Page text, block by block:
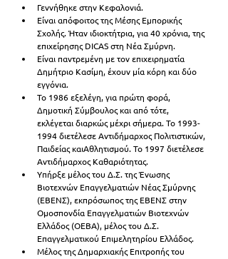
Γεννήθηκε στην Κεφαλονιά.
Είναι απόφοιτος της Μέσης Εμπορικής
Σχολής. Ήταν ιδιοκτήτρια, για 40 χρόνια, της
επιχείρησης DICAS στη Νέα Σμύρνη.
Είναι παντρεμένη με τον επιχειρηματία
Δημήτριο Κασίμη, έχουν μία κόρη και δύο
εγγόνια.
Το 1986 εξελέγη, για πρώτη φορά,
Δημοτική Σύμβουλος και από τότε,
εκλέγεται διαρκώς μέχρι σήμερα. Το 1993-
1994 διετέλεσε Αντιδήμαρχος Πολιτιστικών,
Παιδείας καιΑθλητισμού. Το 1997 διετέλεσε
Αντιδήμαρχος Καθαριότητας.
Υπήρξε μέλος του Δ.Σ. της Ένωσης
Βιοτεχνών Επαγγελματιών Νέας Σμύρνης
(ΕΒΕΝΣ), εκπρόσωπος της ΕΒΕΝΣ στην
Ομοσπονδία Επαγγελματιών Βιοτεχνών
Ελλάδος (ΟΕΒΑ), μέλος του Δ.Σ.
Επαγγελματικού Επιμελητηρίου Ελλάδος.
Μέλος της Δημαρχιακής Επιτροπής του